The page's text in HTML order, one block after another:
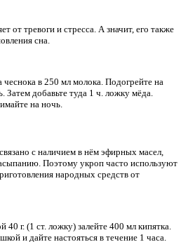
от тревоги и стресса. А значит, его также
сна.
чеснока в 250 мл молока. Подогрейте на
Затем добавьте туда 1 ч. ложку мёда.
на ночь.
с наличием в нём эфирных масел,
Поэтому укроп часто используют
народных средств от
40 г. (1 ст. ложку) залейте 400 мл кипятка.
и дайте настояться в течение 1 часа.